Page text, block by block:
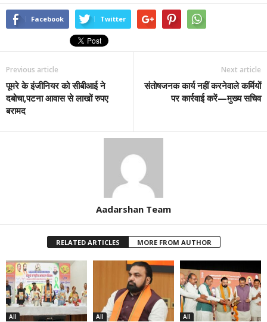
Facebook Twitter
Previous article
पूमरे के इंजीनियर को सीबीआई ने
दबोचा,पटना आवास से लाखों रुपए
बरामद
Next article
संतोषजनक कार्य नहीं करनेवाले कर्मियों
पर कार्रवाई करें—मुख्य सचिव
Aadarshan Team
RELATED ARTICLES MORE FROM AUTHOR
All All All